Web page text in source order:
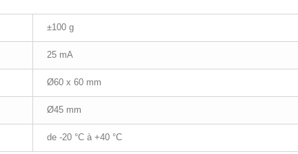
±100 g
25 mA
Ø60 x 60 mm
Ø45 mm
de -20 °C à +40 °C